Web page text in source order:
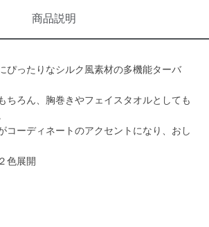
商品説明
ぴったりなシルク風素材の多機能ターバ
ちろん、胸巻きやフェイスタオルとしても
コーディネートのアクセントになり、おし
色展開